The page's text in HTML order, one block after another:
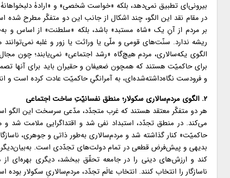
بیرونی‌ای تطبیق نمی‌دهد، بلکه «خواست شخصی» و «ارادۀ
در مقام نقد این الگو، چند اشکال از جانب این دو متفکّر مطرح
بر مردم از آنِ یک «شاه مستبد» باشد، بلکه «سلطنت» از اساس و
ریشه‌ ندارد. سنّت‌های قومی و ملّی یا وراثت یا زور و غلبه
الگوی یکه‌سالاری، مردم هیچ‌گاه «رشد اجتماعی» نمی‌یابند؛ چون
برای حاکمیّت هستند که همچون ضعیفان و حقیران باید برای آنها
و فرودست نگاه‌داشته‌شده‌ای، به آمرانگیِ حاکمیّت عادت کرده است و
۲. الگوی مردم‌سالاری سکولار؛ منطق نفسانیّتِ ساخت اجتماعی
هر دو متفکّر معتقد هستند که غرب متجدّد، مدّعی سرسخت این الگو
می‌کند. در منطق تجدّد، استبداد نفی شد و اقتداگرایی ملامت شد و
حاکمیّت» کنار گذاشته شد و مردم‌سالاری به‌طور ذاتی و جوهری،
بدیهی و پیش‌فرض قطعی در تمام دولت‌های تجدّدی است.
کند و ارزش‌های دینی را در جامعه تحقّق ببخشد، دیگری بهره‌ای
ناسازگار را انتخاب کنند. انتخاب عالَم تجدّد، مردم‌سالاریِ سکولار